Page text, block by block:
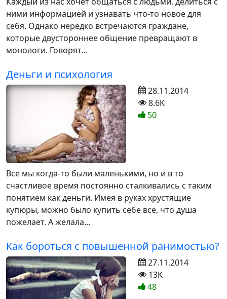
ними информацией и узнавать что-то новое для
себя. Однако нередко встречаются граждане,
которые двустороннее общение превращают в
монологи. Говорят...
Деньги и психология
Все мы когда-то были маленькими, но и в то
счастливое время постоянно сталкивались с таким
понятием как деньги. Имея в руках хрустящие
купюры, можно было купить себе всё, что душа
пожелает. А желала...
28.11.2014
8.6K
50
Как бороться с повышенной ранимостью?
27.11.2014
13K
48